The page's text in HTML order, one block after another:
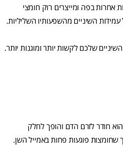
אחרות בפה ומייצרים רוק חומצי
השיניים מהשפעותיו השליליות.
שלכם לקשות יותר ומוגנות יותר.
הוא חודר לזרם הדם והופך לחלק
פוגעות פחות באמייל השן.